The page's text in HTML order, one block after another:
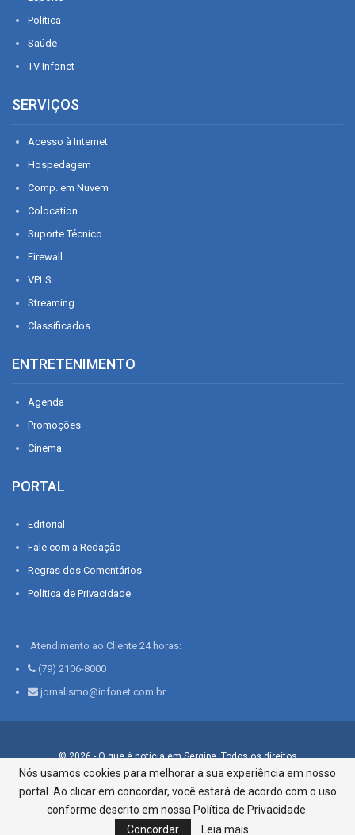
Política
Saúde
TV Infonet
SERVIÇOS
Acesso à Internet
Hospedagem
Comp. em Nuvem
Colocation
Suporte Técnico
Firewall
VPLS
Streaming
Classificados
ENTRETENIMENTO
Agenda
Promoções
Cinema
PORTAL
Editorial
Fale com a Redação
Regras dos Comentários
Política de Privacidade
Atendimento ao Cliente 24 horas:
(79) 2106-8000
jornalismo@infonet.com.br
© 2026 - O que é notícia em Sergipe. Todos os direitos
reservados.
Infonet - Rua Monsenhor Silveira 276, Bairro São José |
Aracaju-SE, CEP 49015-030, Fone: 79.2106.8000 - CI Centro de
Informações LTDA
Nós usamos cookies para melhorar a sua experiência em nosso
portal. Ao clicar em concordar, você estará de acordo com o uso
conforme descrito em nossa Política de Privacidade.
Concordar
Leia mais